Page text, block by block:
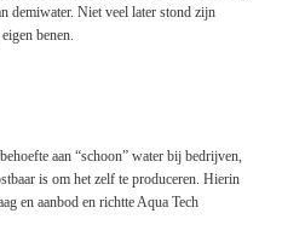
demiwater. Niet veel later stond zijn
benen.
aan “schoon” water bij bedrijven,
is om het zelf te produceren. Hierin
en aanbod en richtte Aqua Tech